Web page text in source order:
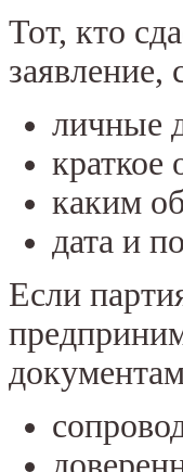
Тот, кто
личные
краткое
каким
дата и
Если